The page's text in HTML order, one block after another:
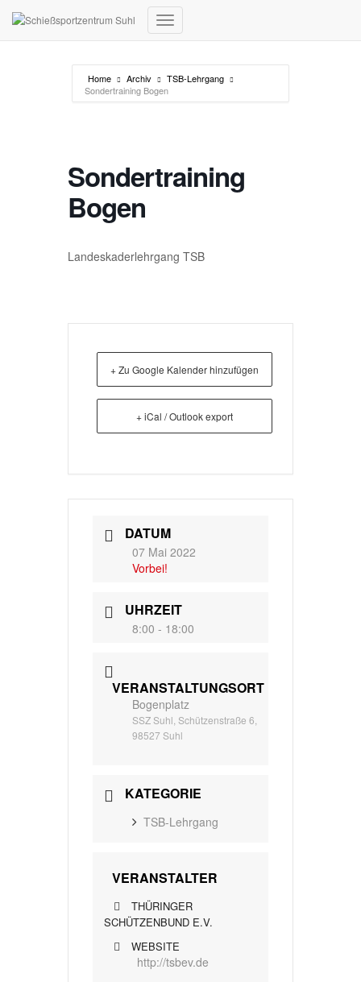
Navigation umschalten
Home Archiv
TSB-Lehrgang
Sondertraining Bogen
Sondertraining
Bogen
Landeskaderlehrgang TSB
+ Zu Google Kalender hinzufügen
+ iCal / Outlook export
DATUM
07 Mai 2022
Vorbei!
UHRZEIT
8:00 - 18:00
VERANSTALTUNGSORT
Bogenplatz
SSZ Suhl, Schützenstraße 6,
98527 Suhl
KATEGORIE
TSB-Lehrgang
VERANSTALTER
THÜRINGER
SCHÜTZENBUND E.V.
WEBSITE
http://tsbev.de